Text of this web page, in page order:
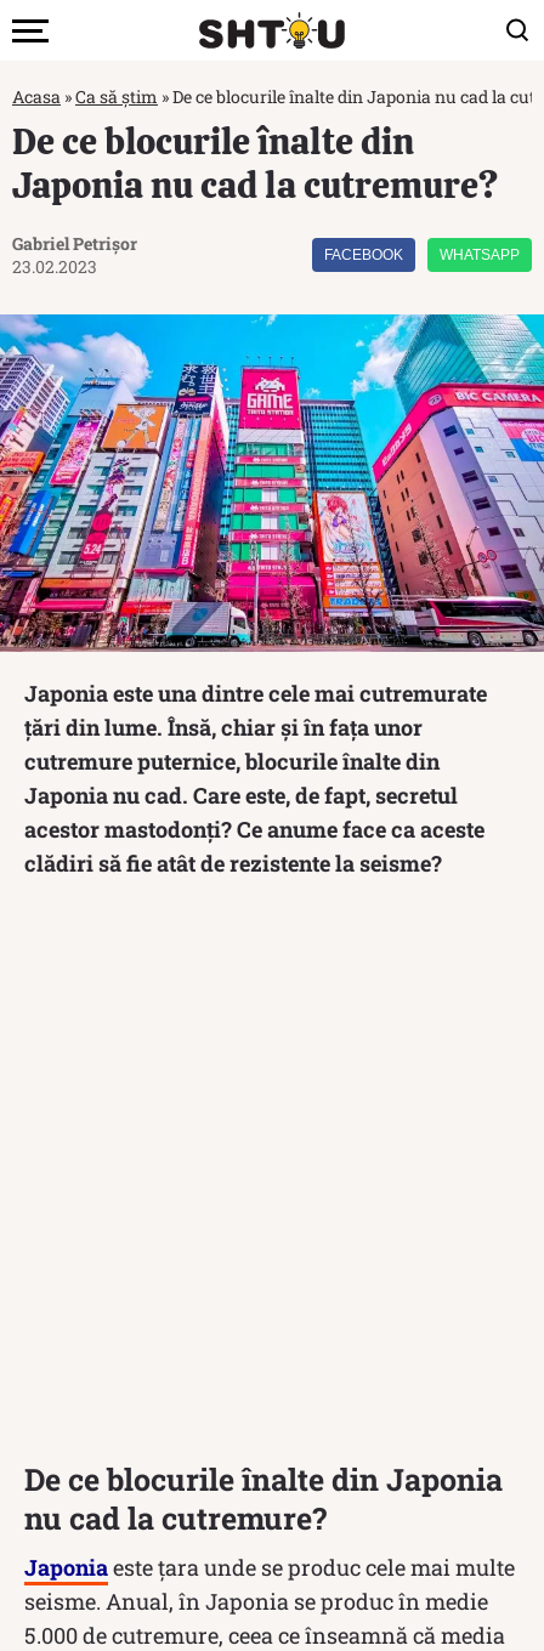
Acasa »Ca să știm »De ce blocurile înalte din Japonia nu cad la
De ce blocurile înalte din
Japonia nu cad la cutremure?
Gabriel Petrișor
23.02.2023
FACEBOOK WHATSAPP
Japonia este una dintre cele mai cutremurate
țări din lume. Însă, chiar și în fața unor
cutremure puternice, blocurile înalte din
Japonia nu cad. Care este, de fapt, secretul
acestor mastodonți? Ce anume face ca aceste
clădiri să fie atât de rezistente la seisme?
De ce blocurile înalte din Japonia
nu cad la cutremure?
Japoniaeste țara unde se produc cele mai multe
seisme. Anual, în Japonia se produc în medie
5.000 de cutremure, ceea ce înseamnă că media